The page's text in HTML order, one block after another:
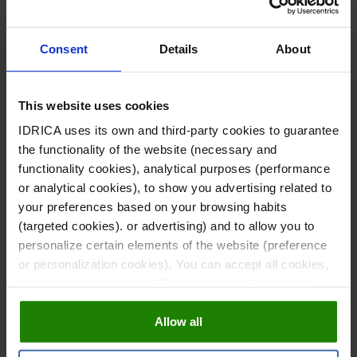
Consent Details About
This website uses cookies
IDRICA uses its own and third-party cookies to guarantee
the functionality of the website (necessary and
functionality cookies), analytical purposes (performance
or analytical cookies), to show you advertising related to
your preferences based on your browsing habits
(targeted cookies). or advertising) and to allow you to
personalize certain elements of the website (preference
or personalization cookies). You can accept all cookies,
them all. You can obtain more information about cookies
Allow all
para evitar desbordamientos por obstrucción (SSO) y
asegurar su capacidad hidráulica.
Sewer Tracker
Control de la calidad de las aguas residuales en la red y
de los vertidos industriales. Predicción de la carga
contaminante que llega a las EDAR.
Biological Monitoring
otras sustancias en la red de colectores con el objetivo
L
i
n
L
i